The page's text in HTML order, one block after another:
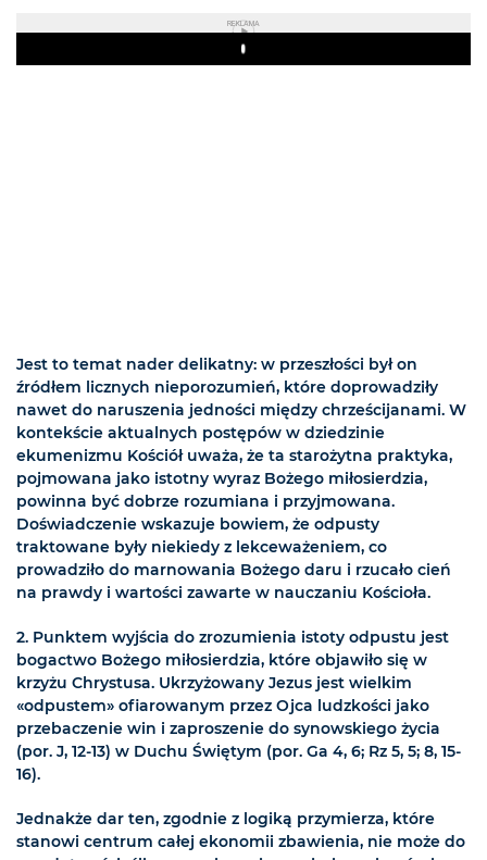
REKLAMA
Play
Jest to temat nader delikatny: w przeszłości był on
źródłem licznych nieporozumień, które doprowadziły
nawet do naruszenia jedności między chrześcijanami. W
kontekście aktualnych postępów w dziedzinie
ekumenizmu Kościół uważa, że ta starożytna praktyka,
pojmowana jako istotny wyraz Bożego miłosierdzia,
powinna być dobrze rozumiana i przyjmowana.
Doświadczenie wskazuje bowiem, że odpusty
traktowane były niekiedy z lekceważeniem, co
prowadziło do marnowania Bożego daru i rzucało cień
na prawdy i wartości zawarte w nauczaniu Kościoła.
2. Punktem wyjścia do zrozumienia istoty odpustu jest
bogactwo Bożego miłosierdzia, które objawiło się w
krzyżu Chrystusa. Ukrzyżowany Jezus jest wielkim
«odpustem» ofiarowanym przez Ojca ludzkości jako
przebaczenie win i zaproszenie do synowskiego życia
(por. J, 12-13) w Duchu Świętym (por. Ga 4, 6; Rz 5, 5; 8, 15-
16).
Jednakże dar ten, zgodnie z logiką przymierza, które
stanowi centrum całej ekonomii zbawienia, nie może do